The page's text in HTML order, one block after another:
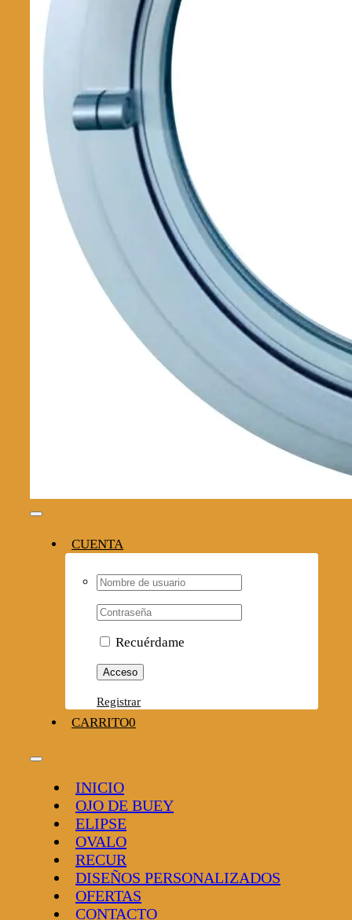
Toggle
CUENTA
Username:
Contraseña
Recuérdame
Registrar
CARRITO0
Toggle
INICIO
OJO DE BUEY
ELIPSE
OVALO
RECUR
DISEÑOS PERSONALIZADOS
OFERTAS
CONTACTO